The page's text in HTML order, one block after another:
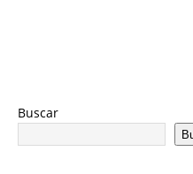
Buscar